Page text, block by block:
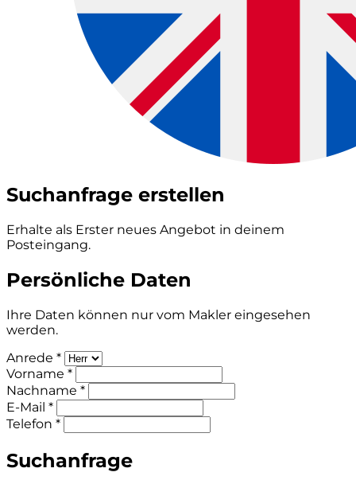
Suchanfrage erstellen
Erhalte als Erster neues Angebot in deinem
Posteingang.
Persönliche Daten
Ihre Daten können nur vom Makler eingesehen
werden.
Anrede *
Vorname *
Nachname *
E-Mail *
Telefon *
Suchanfrage